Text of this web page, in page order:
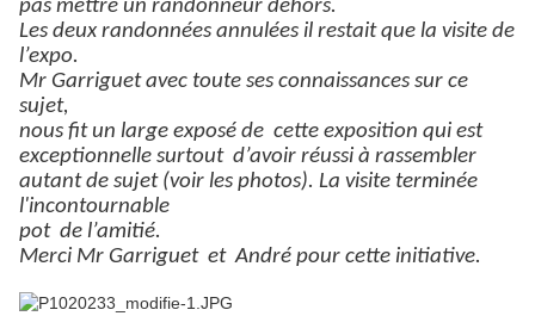
pas mettre un randonneur dehors.
Les deux randonnées annulées il restait que la visite de
l’expo.
Mr Garriguet avec toute ses connaissances sur ce
sujet,
nous fit un large exposé de cette exposition qui est
exceptionnelle surtout d’avoir réussi à rassembler
autant de sujet (voir les photos). La visite terminée
l'incontournable
pot de l’amitié.
Merci Mr Garriguet et André pour cette initiative.